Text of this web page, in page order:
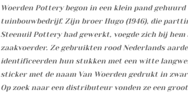
Woerden Pottery begon in een klein pand gehuurd
tuinbouwbedrijf. Zijn broer Hugo (1946), die
Steenuil Pottery had gewerkt, voegde zich bij hem
zaakvoerder. Ze gebruikten rood Nederlands
identificeerden hun stukken met een witte
sticker met de naam Van Woerden gedrukt in
Op zoek naar een distributeur vonden ze een